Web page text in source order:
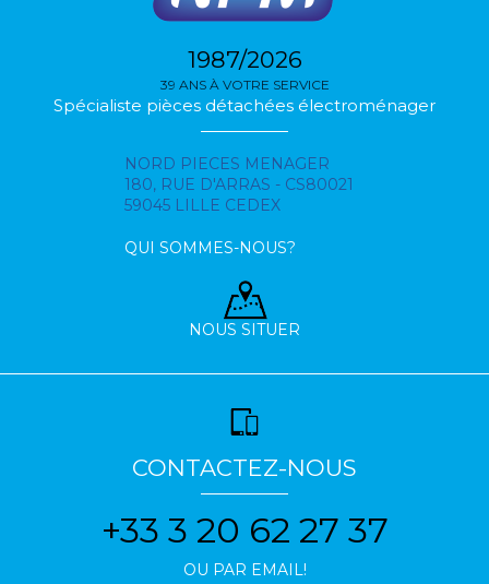
1987/2026
39 ANS À VOTRE SERVICE
Spécialiste pièces détachées électroménager
NORD PIECES MENAGER
180, RUE D'ARRAS - CS80021
59045 LILLE CEDEX
QUI SOMMES-NOUS?
NOUS SITUER
CONTACTEZ-NOUS
+33 3 20 62 27 37
OU PAR EMAIL!